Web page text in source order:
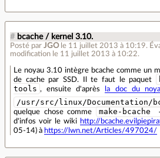
# bcache / kernel 3.10.
Posté par JGO le 11 juillet 2013 à 10:19.
modification le 11 juillet 2013 à 10:22.
Le noyau 3.10 intègre bcache comme un
de cache par SSD. Il te faut le paquet
tools , ensuite d'après la doc du
/usr/src/linux/Documentation/
quelque chose comme
make-
d'infos voir le wiki http://
05-14) à https://lwn.net/Articles/497024/